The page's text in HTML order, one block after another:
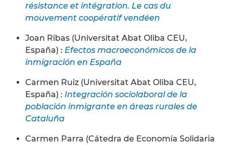
résistance et intégration. Le cas du
mouvement coopératif vendéen
Joan Ribas (Universitat Abat Oliba CEU,
España) : Efectos macroeconómicos de la
inmigración en España
Carmen Ruiz (Universitat Abat Oliba CEU,
España) : Integración sociolaboral de la
población inmigrante en áreas rurales de
Cataluña
Carmen Parra (Cátedra de Economía Solidaria